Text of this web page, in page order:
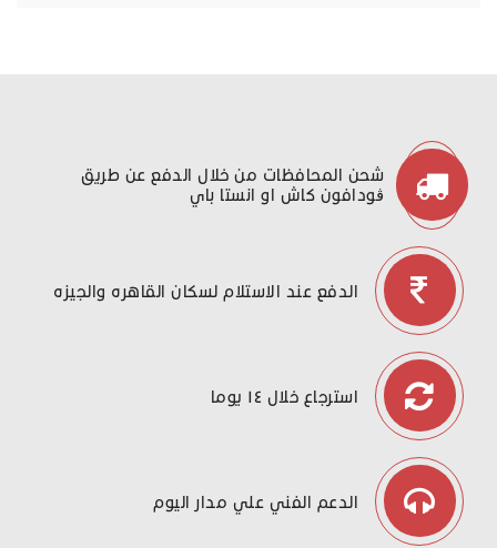
شحن المحافظات من خلال الدفع عن طريق
ڤودافون كاش او انستا باي
الدفع عند الاستلام لسكان القاهره والجيزه
استرجاع خلال ١٤ يوما
الدعم الفني علي مدار اليوم